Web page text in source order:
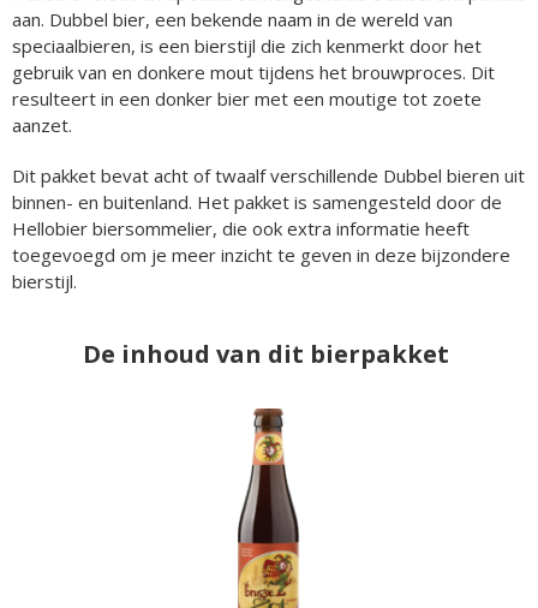
aan. Dubbel bier, een bekende naam in de wereld van
speciaalbieren, is een bierstijl die zich kenmerkt door het
gebruik van en donkere mout tijdens het brouwproces. Dit
resulteert in een donker bier met een moutige tot zoete
aanzet.
Dit pakket bevat acht of twaalf verschillende Dubbel bieren uit
binnen- en buitenland. Het pakket is samengesteld door de
Hellobier biersommelier, die ook extra informatie heeft
toegevoegd om je meer inzicht te geven in deze bijzondere
bierstijl.
De inhoud van dit bierpakket